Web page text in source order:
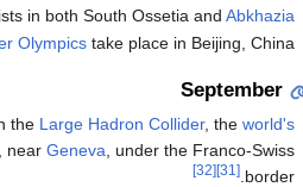
in both South Ossetia and Abkhazia
Olympicstake place in Beijing, China.
September
the Large Hadron Collider, the world's
, near Geneva , under the Franco-Swiss
border.
[31]
[32]